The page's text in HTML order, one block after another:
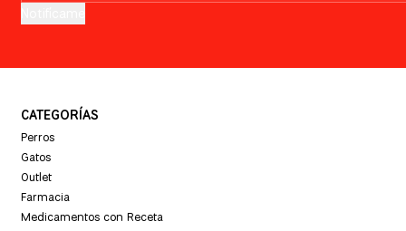
CATEGORÍAS
Perros
Gatos
Outlet
Farmacia
Medicamentos con Receta